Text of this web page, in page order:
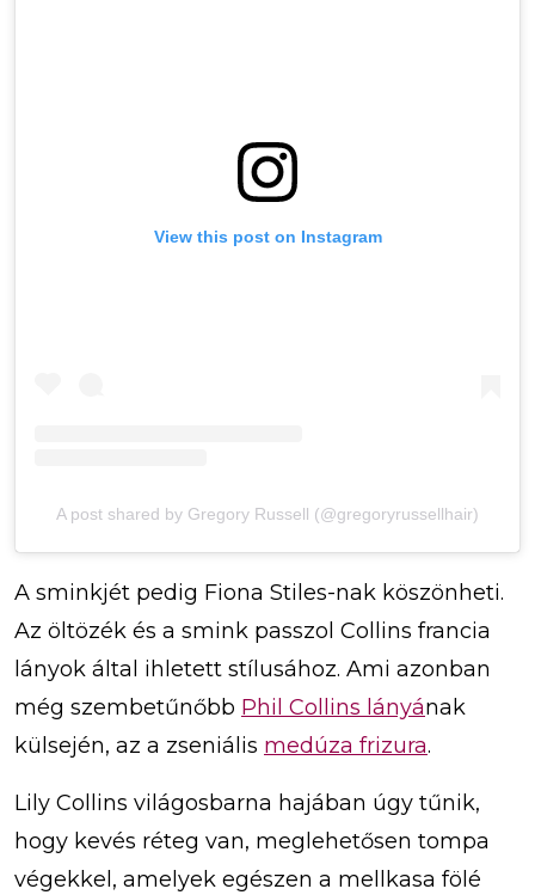
View this post on Instagram
A post shared by Gregory Russell (@gregoryrussellhair)
A sminkjét pedig Fiona Stiles-nak köszönheti.
Az öltözék és a smink passzol Collins francia
lányok által ihletett stílusához. Ami azonban
még szembetűnőbb Phil Collins lányának
külsején, az a zseniális medúza frizura.
Lily Collins világosbarna hajában úgy tűnik,
hogy kevés réteg van, meglehetősen tompa
végekkel, amelyek egészen a mellkasa fölé